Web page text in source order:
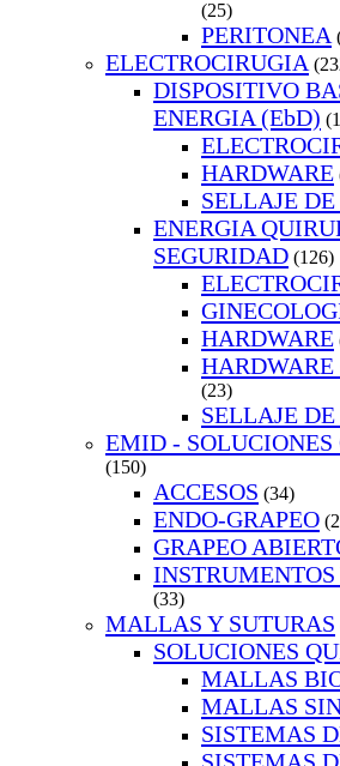
(25)
PERITONEA
ELECTROCIRUGIA
DISPOSITIVO
ENERGIA (EbD)
HARDWARE
SELLAJE DE
ENERGIA
SEGURIDAD (126)
HARDWARE
(23)
SELLAJE DE
EMID - SOLUCIONES
(150)
ACCESOS (34)
ENDO-GRAPEO
GRAPEO
(33)
MALLAS Y SUTURAS
SOLUCIONES
MALLAS
MALLAS
SISTEMAS